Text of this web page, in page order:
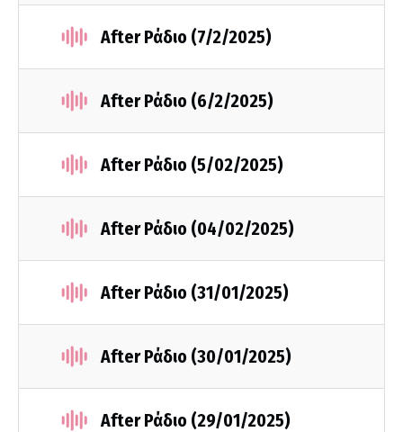
After Ράδιο (7/2/2025)
After Ράδιο (6/2/2025)
After Ράδιο (5/02/2025)
After Ράδιο (04/02/2025)
After Ράδιο (31/01/2025)
After Ράδιο (30/01/2025)
After Ράδιο (29/01/2025)